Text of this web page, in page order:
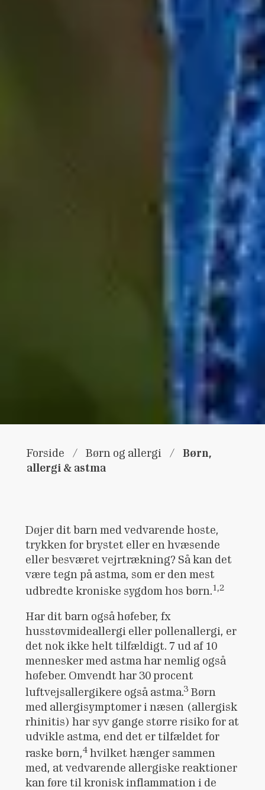
Forside / Børn og allergi /
Børn,
allergi & astma
Døjer dit barn med vedvarende hoste,
trykken for brystet eller en hvæsende
eller besværet vejrtrækning? Så kan det
være tegn på astma, som er den mest
udbredte kroniske sygdom hos børn.1,2
Har dit barn også høfeber, fx
husstøvmideallergi eller pollenallergi, er
det nok ikke helt tilfældigt. 7 ud af 10
mennesker med astma har nemlig også
høfeber. Omvendt har 30 procent
luftvejsallergikere også astma.3 Børn
med allergisymptomer i næsen (allergisk
rhinitis) har syv gange større risiko for at
udvikle astma, end det er tilfældet for
raske børn,4hvilket hænger sammen
med, at vedvarende allergiske reaktioner
kan føre til kronisk inflammation i de